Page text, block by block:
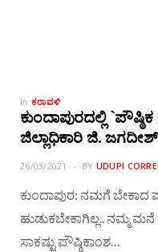
In ಕರಾವಳಿ
ಕುಂದಾಪುರದಲ್ಲಿ
ಜಿಲ್ಲಾಧಿಕಾರಿ ಜಿ. ಜಗದೀಶ್
26/03/2021 BY UDUPI
ಕುಂದಾಪುರ: ನಮಗೆ ಬೇಕಾದ
ಹುಡುಕಬೇಕಾಗಿಲ್ಲ.. ನಮ್ಮ
ಸಾಕಷ್ಟು ಪೌಷ್ಠಿಕಾಂಶ…